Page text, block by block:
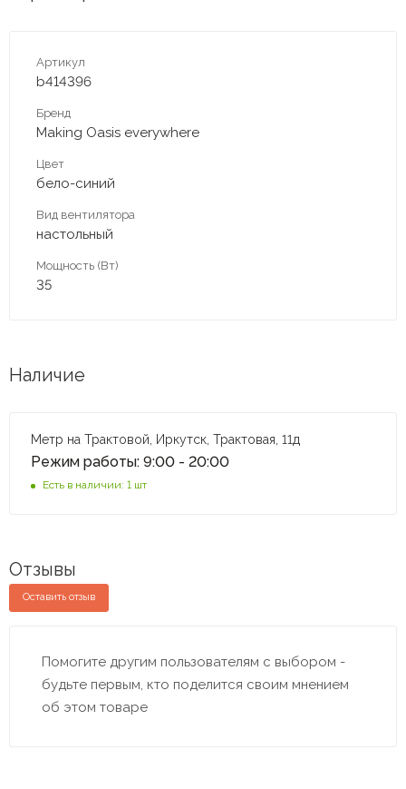
Артикул
b414396
Бренд
Making Оasis everywhere
Цвет
бело-синий
Вид вентилятора
настольный
Мощность (Вт)
35
Наличие
Метр на Трактовой, Иркутск, Трактовая, 11д
Режим работы: 9:00 - 20:00
Есть в наличии: 1 шт
Отзывы
Оставить отзыв
Помогите другим пользователям с выбором -
будьте первым, кто поделится своим мнением
об этом товаре